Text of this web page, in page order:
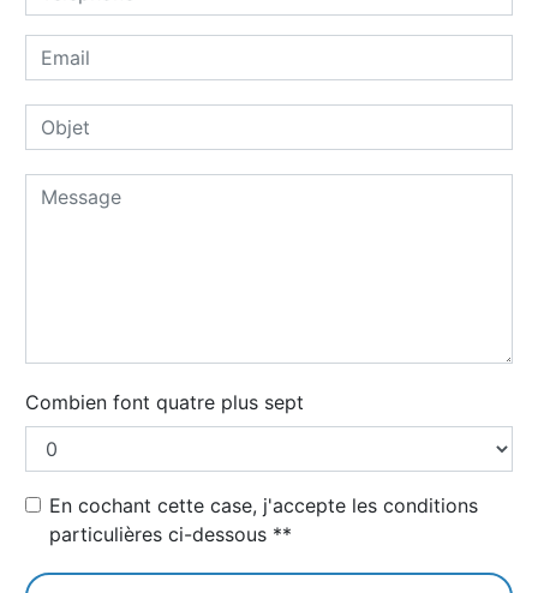
Combien font quatre plus sept
En cochant cette case, j'accepte les conditions
particulières ci-dessous **